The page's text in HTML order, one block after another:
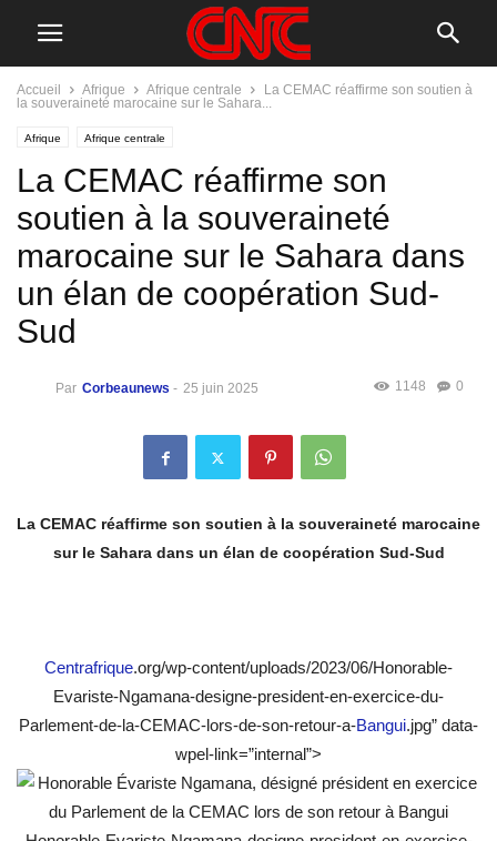
Accueil Afrique Afrique centrale
La CEMAC réaffirme son soutien à
la souveraineté marocaine sur le Sahara...
Afrique Afrique centrale
La CEMAC réaffirme son
soutien à la souveraineté
marocaine sur le Sahara dans
un élan de coopération Sud-
Sud
Par Corbeaunews - 25 juin 2025 0
1148
La CEMAC réaffirme son soutien à la souveraineté marocaine
sur le Sahara dans un élan de coopération Sud-Sud
Centrafrique.org/wp-content/uploads/2023/06/Honorable-
Evariste-Ngamana-designe-president-en-exercice-du-
Parlement-de-la-CEMAC-lors-de-son-retour-a-Bangui.jpg” data-
wpel-link=”internal”>